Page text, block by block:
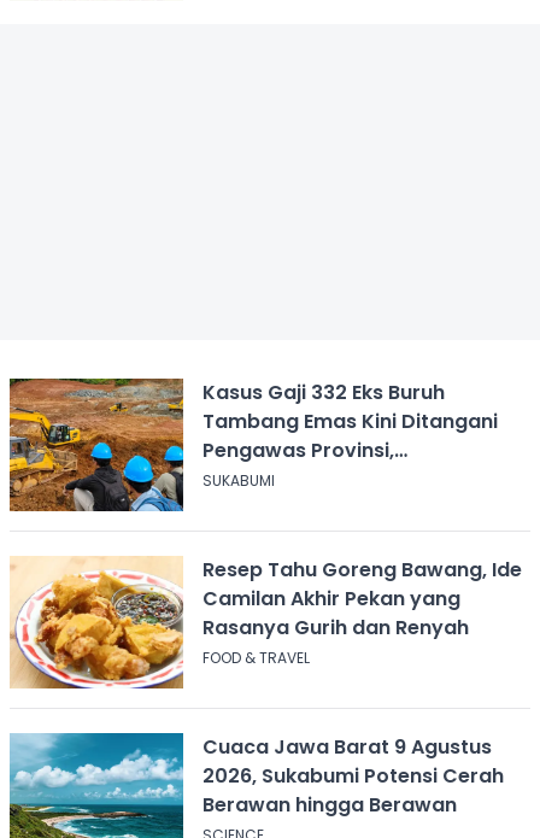
Kasus Gaji 332 Eks Buruh
Tambang Emas Kini Ditangani
Pengawas Provinsi,
Disnakertrans Sukabumi Terus
SUKABUMI
Resep Tahu Goreng Bawang, Ide
Camilan Akhir Pekan yang
Rasanya Gurih dan Renyah
FOOD & TRAVEL
Cuaca Jawa Barat 9 Agustus
2026, Sukabumi Potensi Cerah
Berawan hingga Berawan